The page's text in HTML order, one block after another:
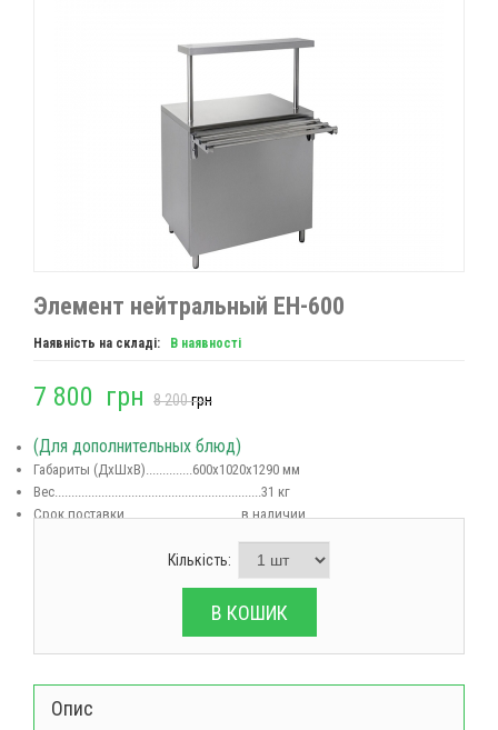
Элемент нейтральный ЕН-600
Наявність на складі: В наявності
7 800 грн 8 200грн
(Для дополнительных блюд)
Габариты (ДхШхВ)..............600х1020х1290 мм
Вес..............................................................31 кг
Срок поставки...................................в наличии
Кількість:
В КОШИК
Опис